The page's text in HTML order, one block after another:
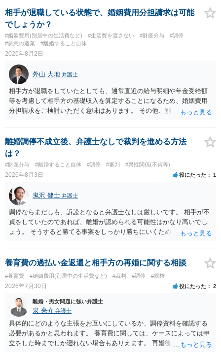
相手が退職している状態で、婚姻費用分担請求は可能
でしょうか？
#婚姻費用(別居中の生活費など) #生活費を渡さない #財産分与
#調停
#悪意の遺棄
#離婚すること自体
2026年8月2日
外山 大地 弁護士
相手方が退職をしていたとしても、通常直近の給与明細や年金受給額
等を考慮して相手方の基礎収入を算定することになるため、婚姻費用
分担請求をご検討いただく意味はあります。 その他、別居の経緯、質
て、ご検討いただくのが良いかと思います。
離婚調停不成立後、弁護士なしで裁判を進める方法
は？
#財産分与 #離婚すること自体 #調停 #審判 #異性関係(不貞等)
2026年8月3日 役にたった 1
鬼沢 健士 弁護士
調停ならまだしも、訴訟となると弁護士なしは厳しいです。 相手が不
貞をしていたのであれば、離婚が認められる可能性はかなり高いでし
ょう。 そうすると勝てる事案をしっかり勝ちにいくためにも弁護士委
養育費の過払い金返還と相手方の再婚に関する相談
#養育費 #婚姻費用(別居中の生活費など) #裁判 #調停 #親権
2026年7月30日 役にたった 2
離婚・男女問題に強い弁護士
泉 亮介 弁護士
具体的にどのような主張をお互いにしているか、調停資料を確認する
必要があるかと思われます。 養育費に関しては、ケースによっては申
立をした時までしか遡れない場合もありえます。 再婚後の相手方の行